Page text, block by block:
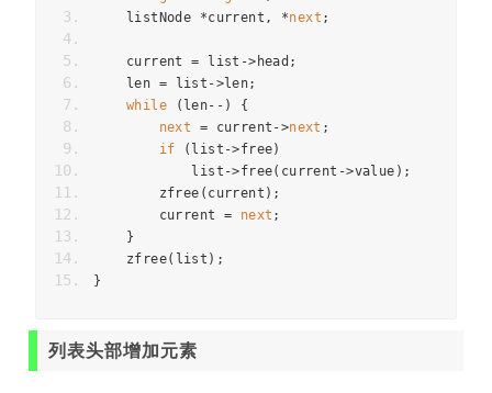
    listNode
*current , *next ;
    current
= list -> head ;
    len
= list ->len;
while
( len--)
{
next
= current ->next ;
if
( list ->free)
            list
->free( current ->value );
        zfree
( current );
        current
= next ;
}
    zfree
( list );
}
列表头部增加元素